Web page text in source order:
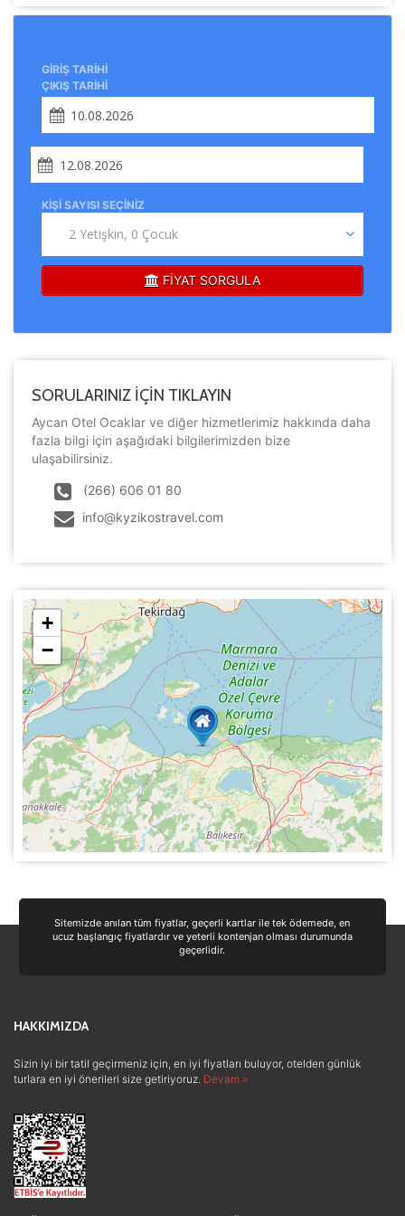
Tercihleri Kaydet
GIRIŞ TARIHI
ÇIKIŞ TARIHI
KIŞI SAYISI SEÇINIZ
FİYAT SORGULA
SORULARINIZ İÇİN TIKLAYIN
Aycan Otel Ocaklar ve diğer hizmetlerimiz hakkında daha
fazla bilgi için aşağıdaki bilgilerimizden bize
ulaşabilirsiniz.
(266) 606 01 80
info@kyzikostravel.com
+
−
Sitemizde anılan tüm fiyatlar, geçerli kartlar ile tek ödemede, en
ucuz başlangıç fiyatlardır ve yeterli kontenjan olması durumunda
geçerlidir.
HAKKIMIZDA
Sizin iyi bir tatil geçirmeniz için, en iyi fiyatları buluyor, otelden günlük
turlara en iyi önerileri size getiriyoruz. Devam »